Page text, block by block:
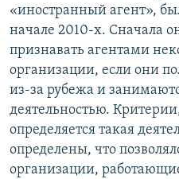
«иностранный агент»,
начале 2010-х. Сначала
признавать агентами
организации, если они
из-за рубежа и
деятельностью.
определяется такая
определены, что
организации,